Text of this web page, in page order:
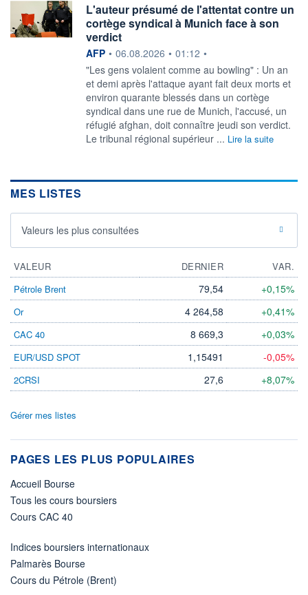
L'auteur présumé de l'attentat contre un
cortège syndical à Munich face à son
verdict
information fournie par
AFP • 06.08.2026 • 01:12 •
"Les gens volaient comme au bowling" : Un an
et demi après l'attaque ayant fait deux morts et
environ quarante blessés dans un cortège
syndical dans une rue de Munich, l'accusé, un
réfugié afghan, doit connaître jeudi son verdict.
Le tribunal régional supérieur ... Lire la suite
MES LISTES
Valeurs les plus consultées
VALEUR DERNIER
VAR.
Pétrole Brent
79,54 +0,15%
Or 4 264,58 +0,41%
CAC 40 8 669,3 +0,03%
EUR/USD SPOT 1,15491 -0,05%
2CRSI 27,6 +8,07%
Gérer mes listes
PAGES LES PLUS POPULAIRES
Accueil Bourse
Tous les cours boursiers
Cours CAC 40
Indices boursiers internationaux
Palmarès Bourse
Cours du Pétrole (Brent)